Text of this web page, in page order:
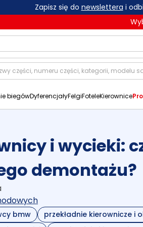
Zapisz się do newslettera i
biegówDyferencjałyFelgiFoteleKierownice
i wycieki:
demontażu?
bmw przekładnie kierownicze i